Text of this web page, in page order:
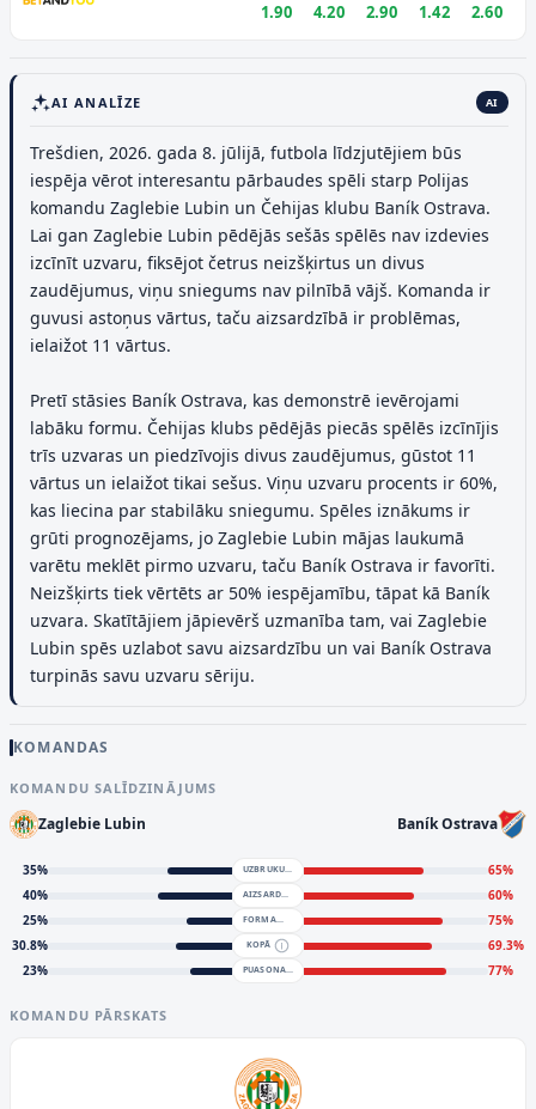
1.90 4.20 2.90 1.42 2.60
AI ANALĪZE AI
Trešdien, 2026. gada 8. jūlijā, futbola līdzjutējiem būs
iespēja vērot interesantu pārbaudes spēli starp Polijas
komandu Zaglebie Lubin un Čehijas klubu Baník Ostrava.
Lai gan Zaglebie Lubin pēdējās sešās spēlēs nav izdevies
izcīnīt uzvaru, fiksējot četrus neizšķirtus un divus
zaudējumus, viņu sniegums nav pilnībā vājš. Komanda ir
guvusi astoņus vārtus, taču aizsardzībā ir problēmas,
ielaižot 11 vārtus.
Pretī stāsies Baník Ostrava, kas demonstrē ievērojami
labāku formu. Čehijas klubs pēdējās piecās spēlēs izcīnījis
trīs uzvaras un piedzīvojis divus zaudējumus, gūstot 11
vārtus un ielaižot tikai sešus. Viņu uzvaru procents ir 60%,
kas liecina par stabilāku sniegumu. Spēles iznākums ir
grūti prognozējams, jo Zaglebie Lubin mājas laukumā
varētu meklēt pirmo uzvaru, taču Baník Ostrava ir favorīti.
Neizšķirts tiek vērtēts ar 50% iespējamību, tāpat kā Baník
uzvara. Skatītājiem jāpievērš uzmanība tam, vai Zaglebie
Lubin spēs uzlabot savu aizsardzību un vai Baník Ostrava
turpinās savu uzvaru sēriju.
KOMANDAS
KOMANDU SALĪDZINĀJUMS
Zaglebie Lubin Baník Ostrava
35% UZBRUKUMS 65%
40% AIZSARDZĪBA 60%
25% FORMA 75%
30.8% KOPĀ 69.3%
23% PUASONA MODELIS 77%
KOMANDU PĀRSKATS